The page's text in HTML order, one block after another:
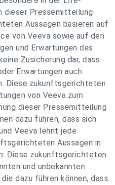
dieser Pressemitteilung
Aussagen basieren auf
von Veeva sowie auf den
und Erwartungen des
Zusicherung dar, dass
Erwartungen auch
Diese zukunftsgerichteten
von Veeva zum
dieser Pressemitteilung
dazu führen, dass sich
Veeva lehnt jede
Aussagen in
Diese zukunftsgerichteten
und unbekannten
dazu führen können, dass